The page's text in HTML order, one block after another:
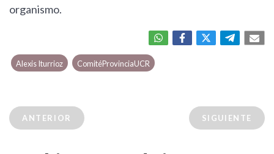
organismo.
Alexis Iturrioz ComitéProvinciaUCR
ANTERIOR SIGUIENTE